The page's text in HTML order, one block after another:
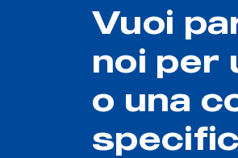
Vuoi
noi per
o una